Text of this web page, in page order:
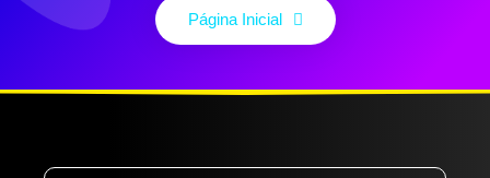
Página Inicial